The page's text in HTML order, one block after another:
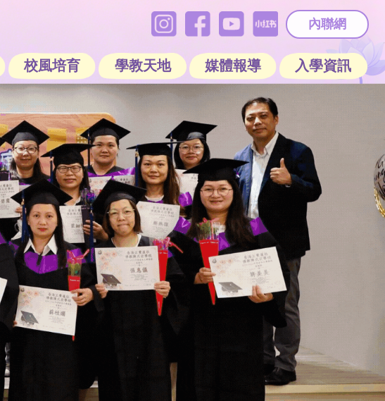
內聯網
校風培育 學教天地 媒體報導 入學資訊